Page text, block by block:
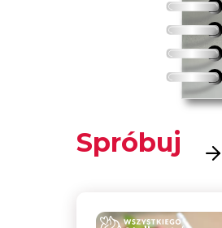
Spróbuj